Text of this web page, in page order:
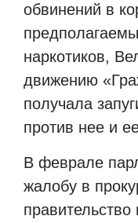
обвинений в
наркотиков,
движению
получала
против нее и
В феврале
жалобу в